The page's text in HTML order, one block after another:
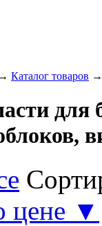
→ Каталог товаров
для
цене ▼